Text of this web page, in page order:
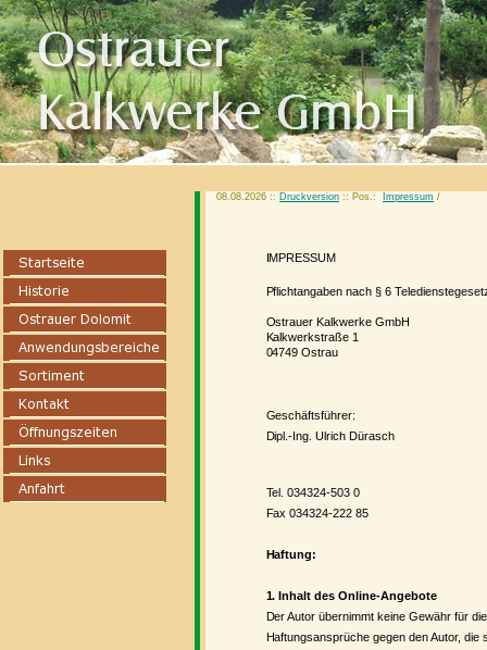
08.08.2026 :: Druckversion :: Pos.: Impressum /
IMPRESSUM
Pflichtangaben nach § 6
Ostrauer Kalkwerke GmbH
Kalkwerkstraße 1
04749 Ostrau
Geschäftsführer:
Dipl.-Ing. Ulrich Dürasch
Tel. 034324-503 0
Fax 034324-222 85
Haftung:
1. Inhalt des Online-Angebote
Der Autor übernimmt keine Gewähr für
Haftungsansprüche gegen den Autor,